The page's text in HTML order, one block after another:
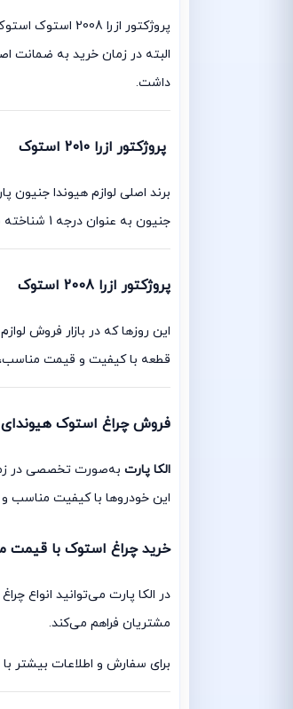
پروژکتور
البته در زمان خرید به ضمانت
داشت.
پروژکتور ازرا 2010 استوک
جنیون به عنوان درجه 1 شناخته می‌شوند. به خاطر داشته باشید هر دو برند کره ای؛ اصلی و اورجینال هستند.
پروژکتور ازرا 2008 استوک
این روزها که در بازار فروش
قطعه با کیفیت و قیمت مناسب،
فروش چراغ استوک هیوندای
الکا پارت به‌صورت تخصصی در
این خودروها با کیفیت مناسب
خرید چراغ استوک با قیمت
در الکا پارت می‌توانید انواع
مشتریان فراهم می‌کند.
برای سفارش و اطلاعات بیشتر